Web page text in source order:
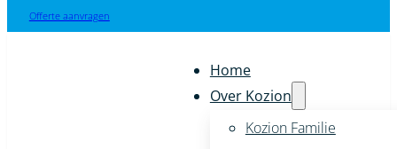
Offerte aanvragen
Home
Over Kozion
Kozion Familie